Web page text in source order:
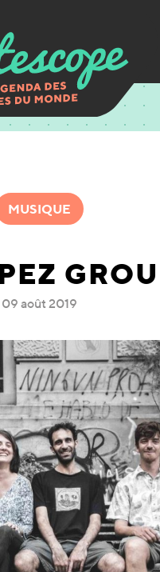
MUSIQUE
09 août 2019